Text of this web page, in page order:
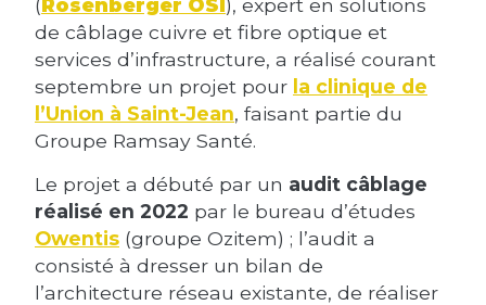
( Rosenberger OSI ), expert en solutions
de câblage cuivre et fibre optique et
services d’infrastructure, a réalisé courant
septembre un projet pour la clinique de
l’Union à Saint-Jean, faisant partie du
Groupe Ramsay Santé.
Le projet a débuté par un audit câblage
réalisé en 2022 par le bureau d’études
Owentis (groupe Ozitem) ; l’audit a
consisté à dresser un bilan de
l’architecture réseau existante, de réaliser